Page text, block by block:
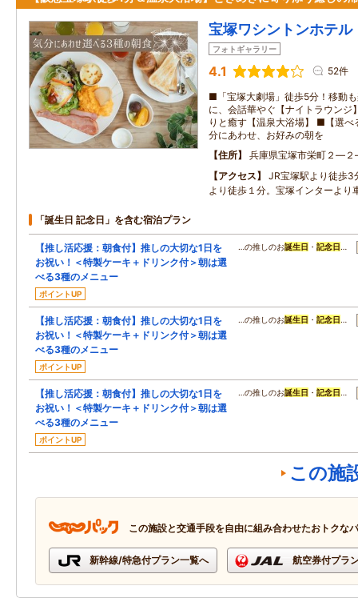
宝塚ワシントンホテル
フォトギャラリー
4.1 52件
■「宝塚大劇場」徒歩5分！移動
に、会話華やぐ【ナイトラウン
りと癒す【温泉大浴場】 ■【選
分にあわせ、お好みの朝を
住所
兵庫県宝塚市栄町２―
アクセス
JR宝塚駅より徒歩
より徒歩１分。宝塚インターより
「誕生日 記念日」を含む宿泊プラン
【推し活応援：朝食付】推しの大切な1日を
お祝い！＜特製ケーキ＋ドリンク付＞朝は選
べる3種のメニュー
ポイントUP
…の推しのお誕生日 ・ 記念日 …
【推し活応援：朝食付】推しの大切な1日を
お祝い！＜特製ケーキ＋ドリンク付＞朝は選
べる3種のメニュー
ポイントUP
…の推しのお誕生日 ・ 記念日 …
【推し活応援：朝食付】推しの大切な1日を
お祝い！＜特製ケーキ＋ドリンク付＞朝は選
べる3種のメニュー
ポイントUP
…の推しのお誕生日 ・ 記念日 …
この施
この施設と交通手段を自由に組み合わせたおトクな
新幹線/特急付プラン一覧へ 航空券付プラ